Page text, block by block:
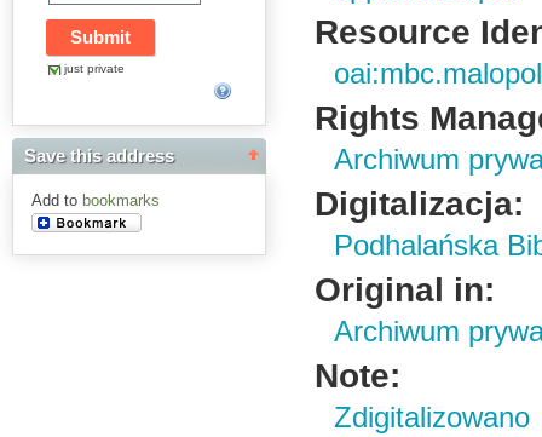
just private
Save this address
Add to bookmarks
Resource
Rights
Archiwum
Digitalizacja:
Podhalańska
Original in:
Archiwum
Note: